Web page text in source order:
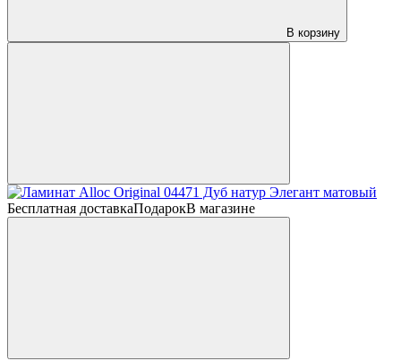
В корзину
Бесплатная доставкаПодарокВ магазине